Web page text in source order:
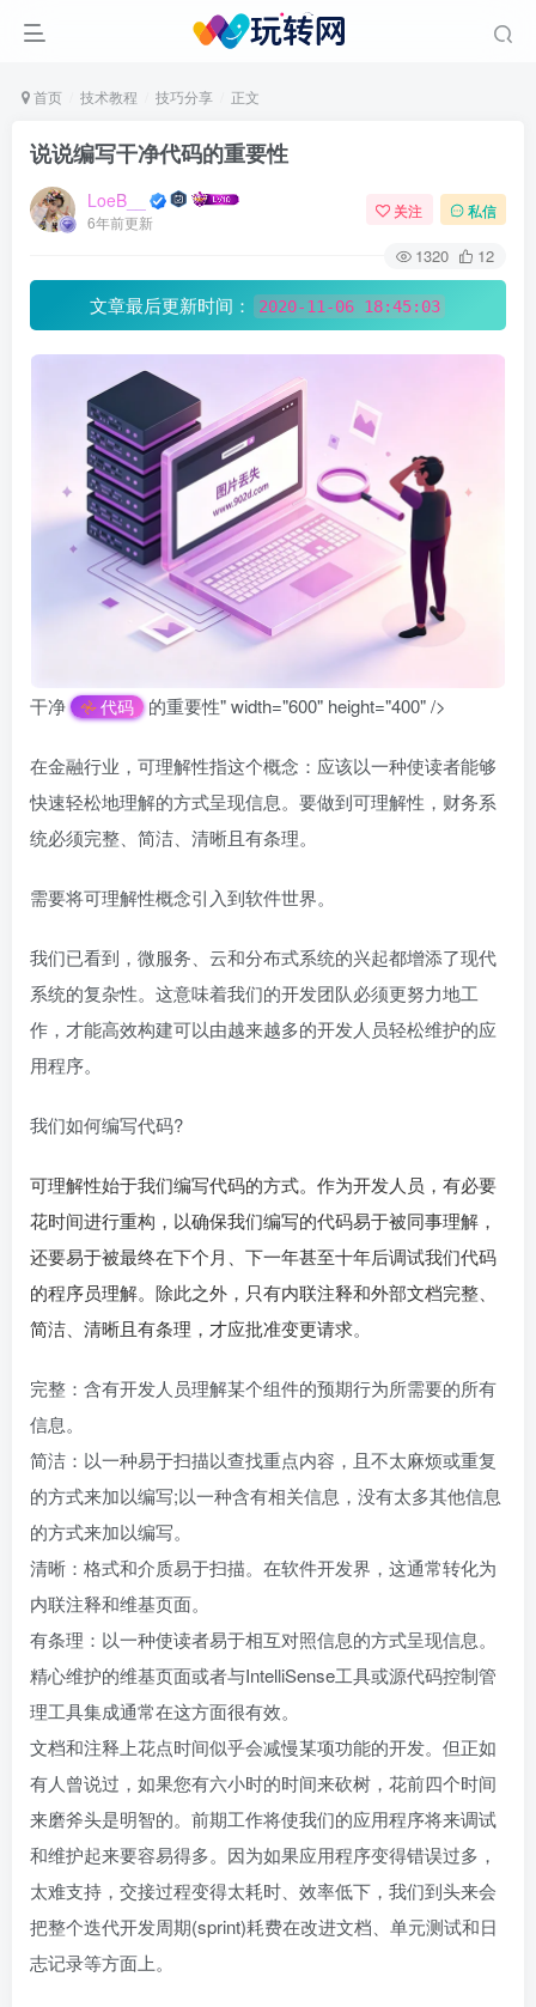
首页 技术教程 技巧分享 正文
说说编写干净代码的重要性
LoeB__
6年前更新
关注 私信
1320 12
文章最后更新时间： 2020-11-06 18:45:03
干净 代码 的重要性" width="600" height="400" />
在金融行业，可理解性指这个概念：应该以一种使读者能够
快速轻松地理解的方式呈现信息。要做到可理解性，财务系
统必须完整、简洁、清晰且有条理。
需要将可理解性概念引入到软件世界。
我们已看到，微服务、云和分布式系统的兴起都增添了现代
系统的复杂性。这意味着我们的开发团队必须更努力地工
作，才能高效构建可以由越来越多的开发人员轻松维护的应
用程序。
我们如何编写代码?
可理解性始于我们编写代码的方式。作为开发人员，有必要
花时间进行重构，以确保我们编写的代码易于被同事理解，
还要易于被最终在下个月、下一年甚至十年后调试我们代码
的程序员理解。除此之外，只有内联注释和外部文档完整、
简洁、清晰且有条理，才应批准变更请求。
完整：含有开发人员理解某个组件的预期行为所需要的所有
信息。
简洁：以一种易于扫描以查找重点内容，且不太麻烦或重复
的方式来加以编写;以一种含有相关信息，没有太多其他信息
的方式来加以编写。
清晰：格式和介质易于扫描。在软件开发界，这通常转化为
内联注释和维基页面。
有条理：以一种使读者易于相互对照信息的方式呈现信息。
精心维护的维基页面或者与IntelliSense工具或源代码控制管
理工具集成通常在这方面很有效。
文档和注释上花点时间似乎会减慢某项功能的开发。但正如
有人曾说过，如果您有六小时的时间来砍树，花前四个时间
来磨斧头是明智的。前期工作将使我们的应用程序将来调试
和维护起来要容易得多。因为如果应用程序变得错误过多，
太难支持，交接过程变得太耗时、效率低下，我们到头来会
把整个迭代开发周期(sprint)耗费在改进文档、单元测试和日
志记录等方面上。